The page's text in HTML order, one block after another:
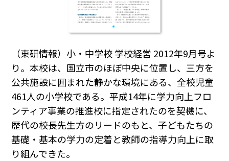
（東研情報）小・中学校 学校経営 2012年9月号よ
り。本校は、国立市のほぼ中央に位置し、三方を
公共施設に囲まれた静かな環境にある、全校児童
461人の小学校である。平成14年に学力向上フロ
ンティア事業の推進校に指定されたのを契機に、
歴代の校長先生方のリードのもと、子どもたちの
基礎・基本の学力の定着と教師の指導力向上に取
り組んできた。